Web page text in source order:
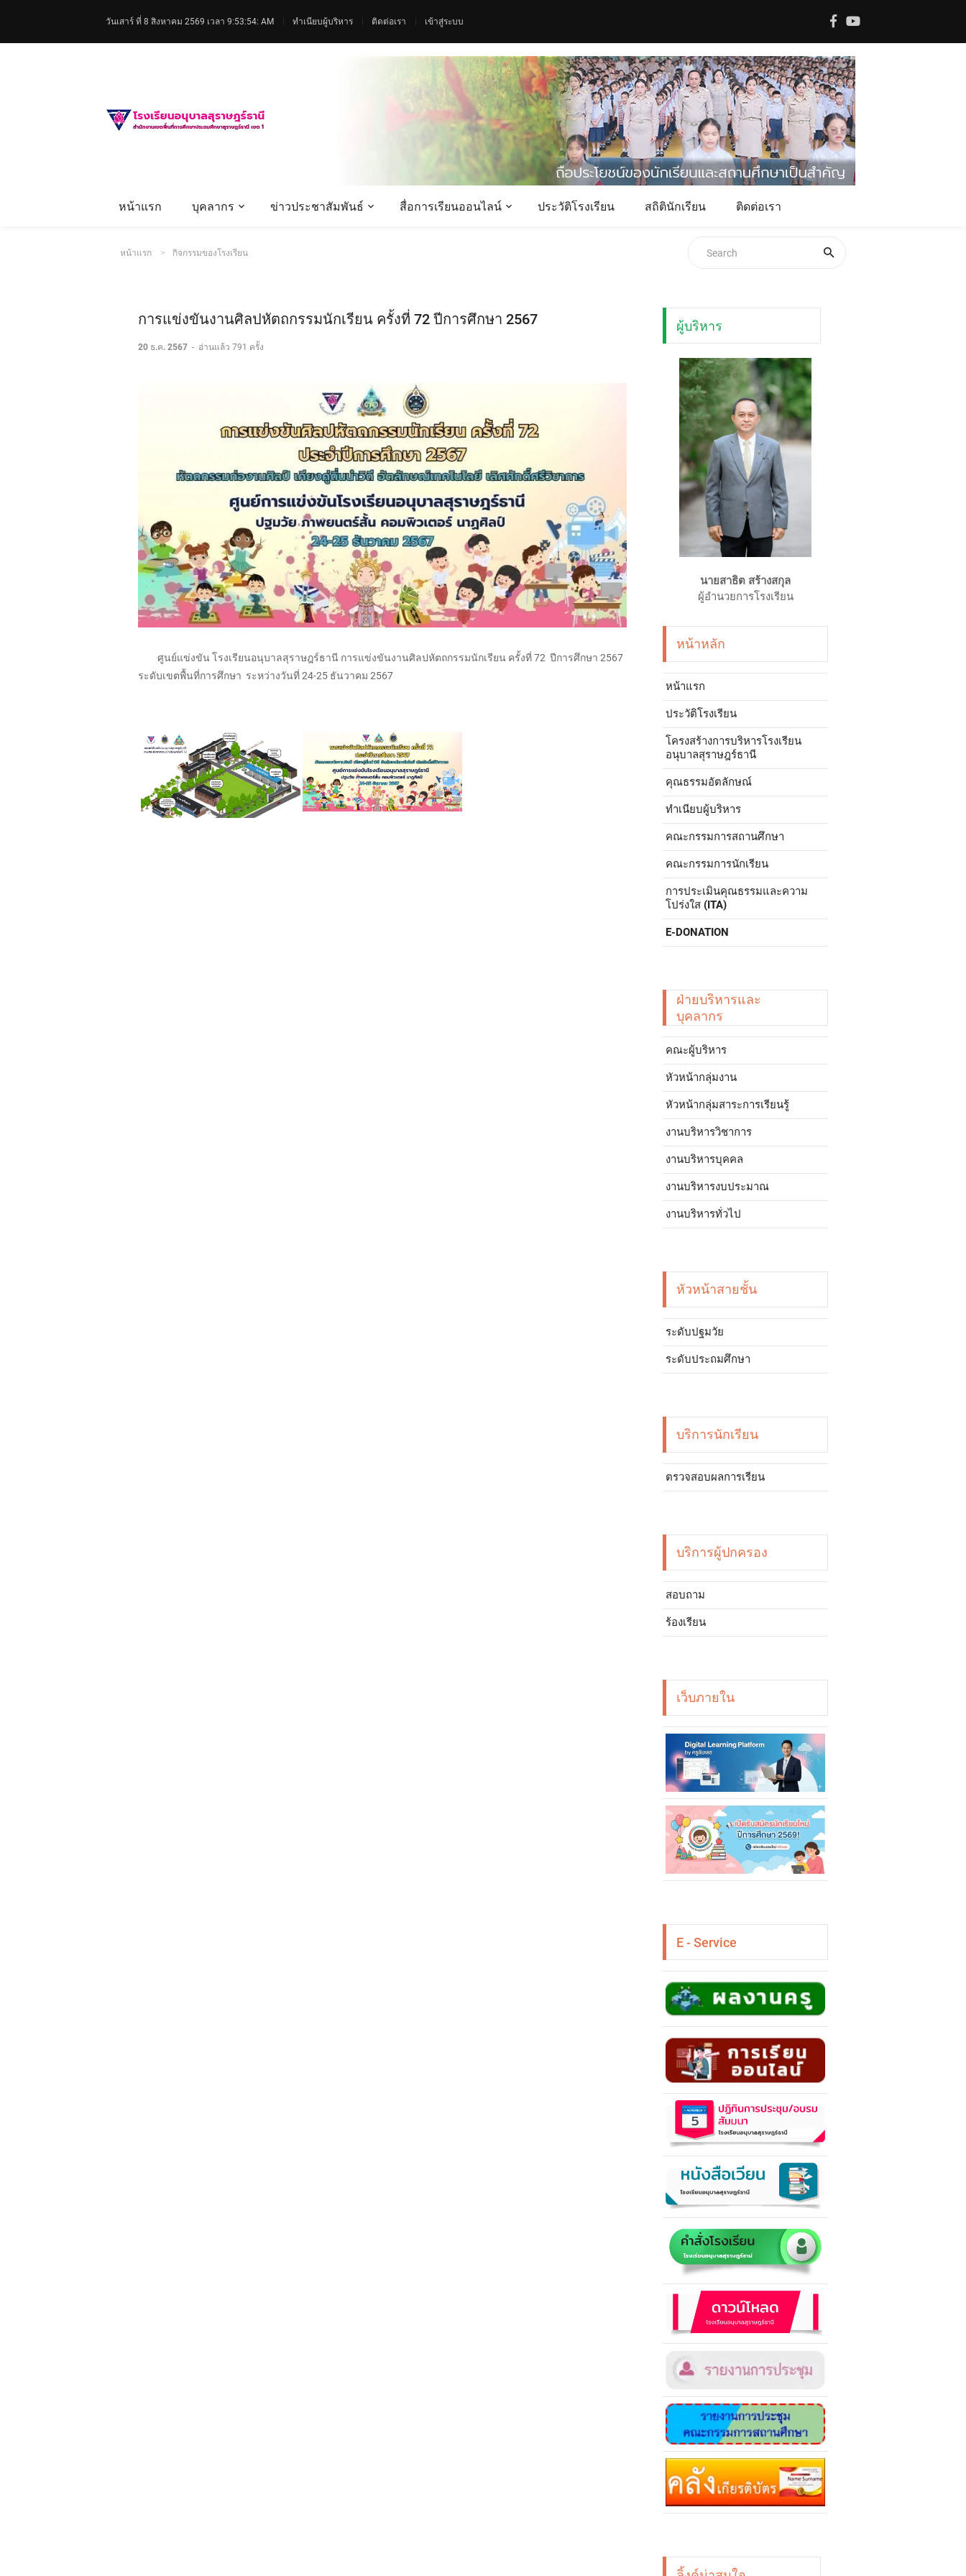
วันเสาร์ ที่ 8 สิงหาคม 2569 เวลา 9:53:55: AM ทำเนียบผู้บริหาร ติดต่อเรา เข้าสู่ระบบ
หน้าแรก บุคลากร ข่าวประชาสัมพันธ์ สื่อการเรียนออนไลน์ ประวัติโรงเรียน สถิตินักเรียน ติดต่อเรา
หน้าแรก กิจกรรมของโรงเรียน
การแข่งขันงานศิลปหัตถกรรมนักเรียน ครั้งที่ 72 ปีการศึกษา 2567
20 ธ.ค. 2567 - อ่านแล้ว 791 ครั้ง
ศูนย์แข่งขัน โรงเรียนอนุบาลสุราษฎร์ธานี การแข่งขันงานศิลปหัตถกรรมนักเรียน ครั้งที่ 72 ปีการศึกษา 2567
ระดับเขตพื้นที่การศึกษา ระหว่างวันที่ 24-25 ธันวาคม 2567
ผู้บริหาร
นายสาธิต สร้างสกุล
ผู้อำนวยการโรงเรียน
หน้าหลัก
หน้าแรก
ประวัติโรงเรียน
โครงสร้างการบริหารโรงเรียน
อนุบาลสุราษฎร์ธานี
คุณธรรมอัตลักษณ์
ทำเนียบผู้บริหาร
คณะกรรมการสถานศึกษา
คณะกรรมการนักเรียน
การประเมินคุณธรรมและความ
โปร่งใส (ITA)
E-DONATION
ฝ่ายบริหารและ
บุคลากร
คณะผู้บริหาร
หัวหน้ากลุ่มงาน
หัวหน้ากลุ่มสาระการเรียนรู้
งานบริหารวิชาการ
งานบริหารบุคคล
งานบริหารงบประมาณ
งานบริหารทั่วไป
หัวหน้าสายชั้น
ระดับปฐมวัย
ระดับประถมศึกษา
บริการนักเรียน
ตรวจสอบผลการเรียน
บริการผู้ปกครอง
สอบถาม
ร้องเรียน
เว็บภายใน
E - Service